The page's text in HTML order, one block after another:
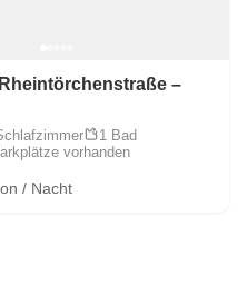
–
1 Bad
vorhanden
/ Nacht